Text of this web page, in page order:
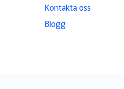
Kontakta oss
Blogg